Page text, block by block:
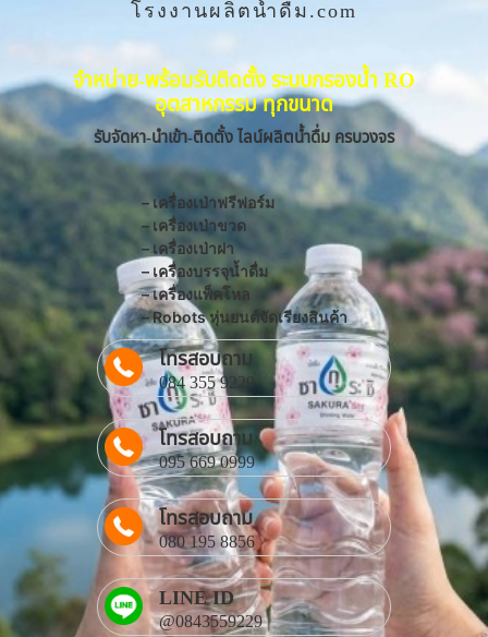
โรงงานผลิตน้ำดื่ม.com
จำหน่าย-พร้อมรับติดตั้ง ระบบกรองน้ำ RO
อุตสาหกรรม ทุกขนาด
รับจัดหา-นำเข้า-ติดตั้ง ไลน์ผลิตน้ำดื่ม ครบวงจร
– เครื่องเป่าฟรีฟอร์ม
– เครื่องเป่าขวด
– เครื่องเป่าฝา
– เครื่องบรรจุน้ำดื่ม
– เครื่องแพ็คโหล
– Robots หุ่นยนต์จัดเรียงสินค้า
โทรสอบถาม
084 355 9229
โทรสอบถาม
095 669 0999
โทรสอบถาม
080 195 8856
LINE ID
@0843559229